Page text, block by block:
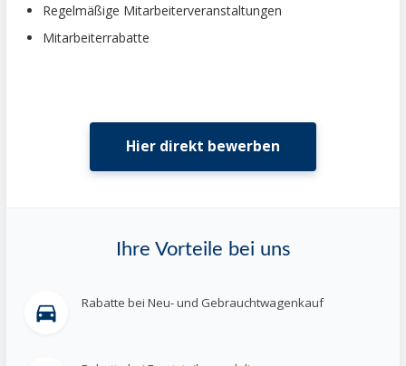
Regelmäßige Mitarbeiterveranstaltungen
Mitarbeiterrabatte
Hier direkt bewerben
Ihre Vorteile bei uns
directions_car Rabatte bei Neu- und Gebrauchtwagenkauf